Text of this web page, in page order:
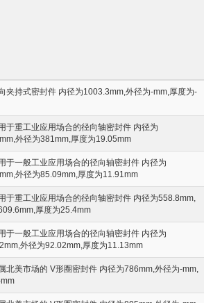
夹持式密封件 内径为1003.3mm,外径为-mm,厚度为-
于重工业应用场合的径向轴密封件 内径为
外径为381mm,厚度为19.05mm
于一般工业应用场合的径向轴密封件 内径为
外径为85.09mm,厚度为11.91mm
于重工业应用场合的径向轴密封件 内径为558.8mm,
厚度为25.4mm
于一般工业应用场合的径向轴密封件 内径为
外径为92.02mm,厚度为11.13mm
北美市场的 V形圈密封件 内径为786mm,外径为-mm,